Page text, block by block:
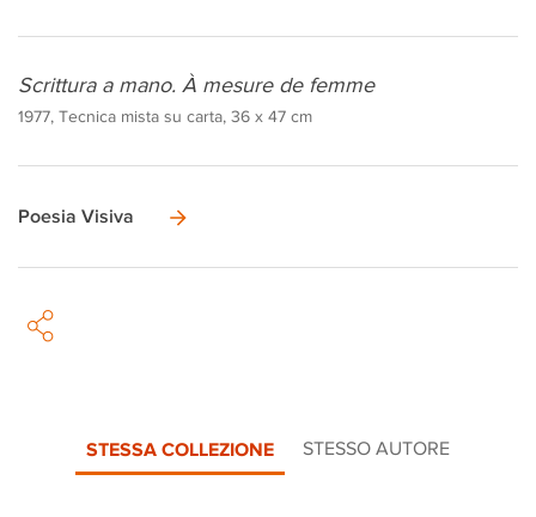
Scrittura a mano. À mesure de femme
1977, Tecnica mista su carta, 36 x 47 cm
Poesia Visiva
STESSA COLLEZIONE STESSO AUTORE